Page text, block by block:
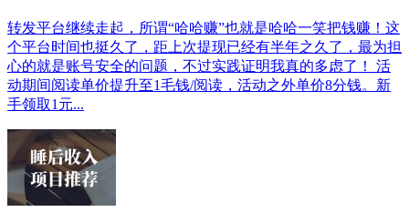
转发平台继续走起，所谓“哈哈赚”也就是哈哈一笑把钱赚！这
个平台时间也挺久了，距上次提现已经有半年之久了，最为担
心的就是账号安全的问题，不过实践证明我真的多虑了！ 活
动期间阅读单价提升至1毛钱/阅读，活动之外单价8分钱。新
手领取1元...